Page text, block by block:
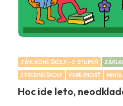
ZÁKLADNÉ ŠKOLY - 2. STUPEŇ
STREDNÉ ŠKOLY
VEREJNOSŤ
Hoc ide leto,